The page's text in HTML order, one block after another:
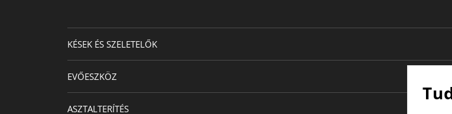
KÉSEK ÉS SZELETELŐK
EVŐESZKÖZ
ASZTALTERÍTÉS